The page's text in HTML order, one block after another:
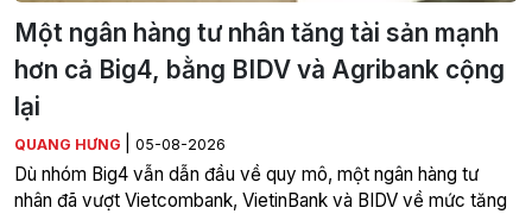
Một ngân hàng tư nhân tăng tài sản mạnh
hơn cả Big4, bằng BIDV và Agribank cộng
lại
QUANG HƯNG 05-08-2026
Dù nhóm Big4 vẫn dẫn đầu về quy mô, một ngân hàng tư
nhân đã vượt Vietcombank, VietinBank và BIDV về mức tăng